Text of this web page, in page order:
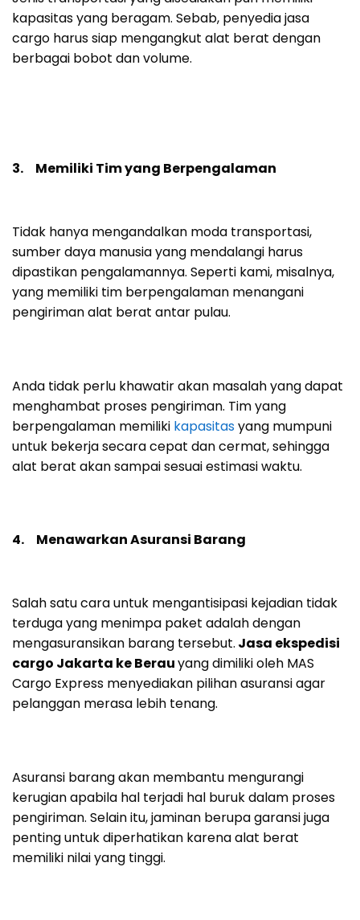
kapasitas yang beragam. Sebab, penyedia jasa
cargo harus siap mengangkut alat berat dengan
berbagai bobot dan volume.
3. Memiliki Tim yang Berpengalaman
Tidak hanya mengandalkan moda transportasi,
sumber daya manusia yang mendalangi harus
dipastikan pengalamannya. Seperti kami, misalnya,
yang memiliki tim berpengalaman menangani
pengiriman alat berat antar pulau.
Anda tidak perlu khawatir akan masalah yang dapat
menghambat proses pengiriman. Tim yang
berpengalaman memiliki kapasitasyang mumpuni
untuk bekerja secara cepat dan cermat, sehingga
alat berat akan sampai sesuai estimasi waktu.
4. Menawarkan Asuransi Barang
Salah satu cara untuk mengantisipasi kejadian tidak
terduga yang menimpa paket adalah dengan
mengasuransikan barang tersebut. Jasa ekspedisi
cargo Jakarta ke Berauyang dimiliki oleh MAS
Cargo Express menyediakan pilihan asuransi agar
pelanggan merasa lebih tenang.
Asuransi barang akan membantu mengurangi
kerugian apabila hal terjadi hal buruk dalam proses
pengiriman. Selain itu, jaminan berupa garansi juga
penting untuk diperhatikan karena alat berat
memiliki nilai yang tinggi.